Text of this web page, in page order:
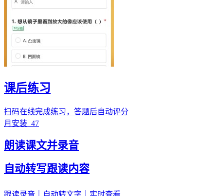
课后练习
扫码在线完成练习，答题后自动评分
月安装 47
朗读课文并录音
自动转写跟读内容
跟读录音｜自动转文字｜实时查看